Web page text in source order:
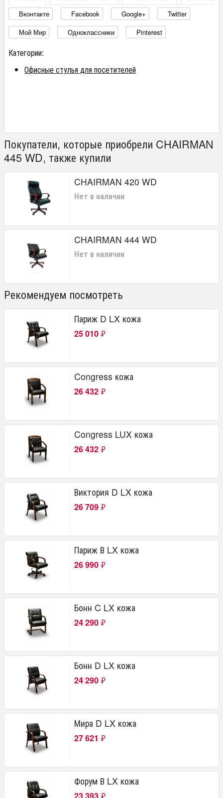
Вконтакте Facebook Google+
Twitter
Мой Мир
Одноклассники Pinterest
Категории:
Офисные стулья для посетителей
Покупатели, которые приобрели CHAIRMAN
445 WD, также купили
CHAIRMAN 420 WD
Нет в наличии
CHAIRMAN 444 WD
Нет в наличии
Рекомендуем посмотреть
Париж D LX кожа
25 010 ₽
Congress кожа
26 432 ₽
Congress LUX кожа
26 432 ₽
Виктория D LX кожа
26 709 ₽
Париж В LX кожа
26 990 ₽
Бонн C LX кожа
24 290 ₽
Бонн D LX кожа
24 290 ₽
Мира D LX кожа
27 621 ₽
Форум В LX кожа